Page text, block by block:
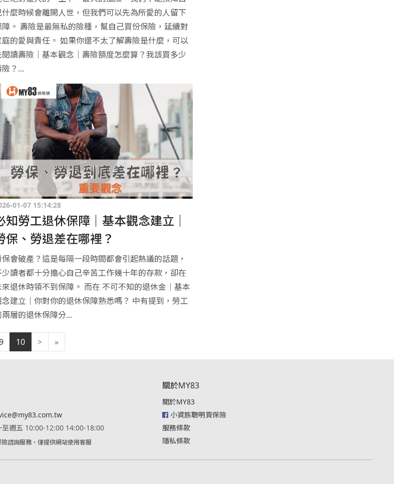
什麼時候會離開人世，但我們可以先為所愛的人留下
障。 壽險是最無私的險種，幫自己買份保險，延續對
庭的愛與責任。 如果你還不太了解壽險是什麼，可以
閱讀壽險｜基本觀念｜壽險額度怎麼算？我該買多少
？...
01-07 15:14:28
知勞工退休保障｜基本觀念建立｜
保、勞退差在哪裡？
會破產？這是每隔一段時間都會引起熱議的話題，
少讀者都十分擔心自己辛苦工作幾十年的存款，卻在
來退休時領不到保障。 而在 不可不知的退休金｜基本
念建立｜你對你的退休保障熟悉嗎？ 中有提到，勞工
層的退休保障分...
10 > »
至週五 10:00-12:00 14:00-18:00
諮詢服務、僅提供網站使用客服
關於MY83
關於MY83
小資族聰明買保險
服務條款
隱私條款